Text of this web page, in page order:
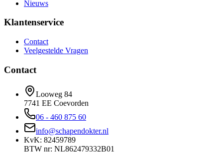
Nieuws
Klantenservice
Contact
Veelgestelde Vragen
Contact
Looweg 84
7741 EE Coevorden
06 - 460 875 60
info@schapendokter.nl
KvK: 82459789
BTW nr: NL862479332B01